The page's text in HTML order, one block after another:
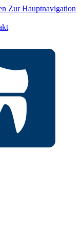
Zur Hauptnavigation